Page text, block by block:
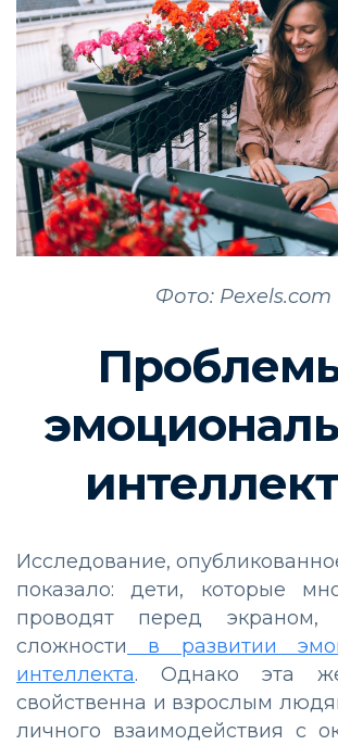
Фото: Pexels.com
Исследование,
показало: дети, которые
проводят перед экраном,
сложности в развитии
интеллекта. Однако эта
свойственна и взрослым
личного взаимодействия с